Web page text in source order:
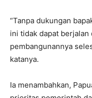
“Tanpa dukungan
ini tidak dapat berjalan
pembangunannya
katanya.
Ia menambahkan,